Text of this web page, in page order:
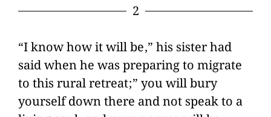
2
“I know how it will be,” his sister had
said when he was preparing to migrate
to this rural retreat;” you will bury
yourself down there and not speak to a